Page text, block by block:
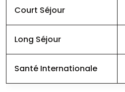
Court Séjour
Long Séjour
Santé Internationale